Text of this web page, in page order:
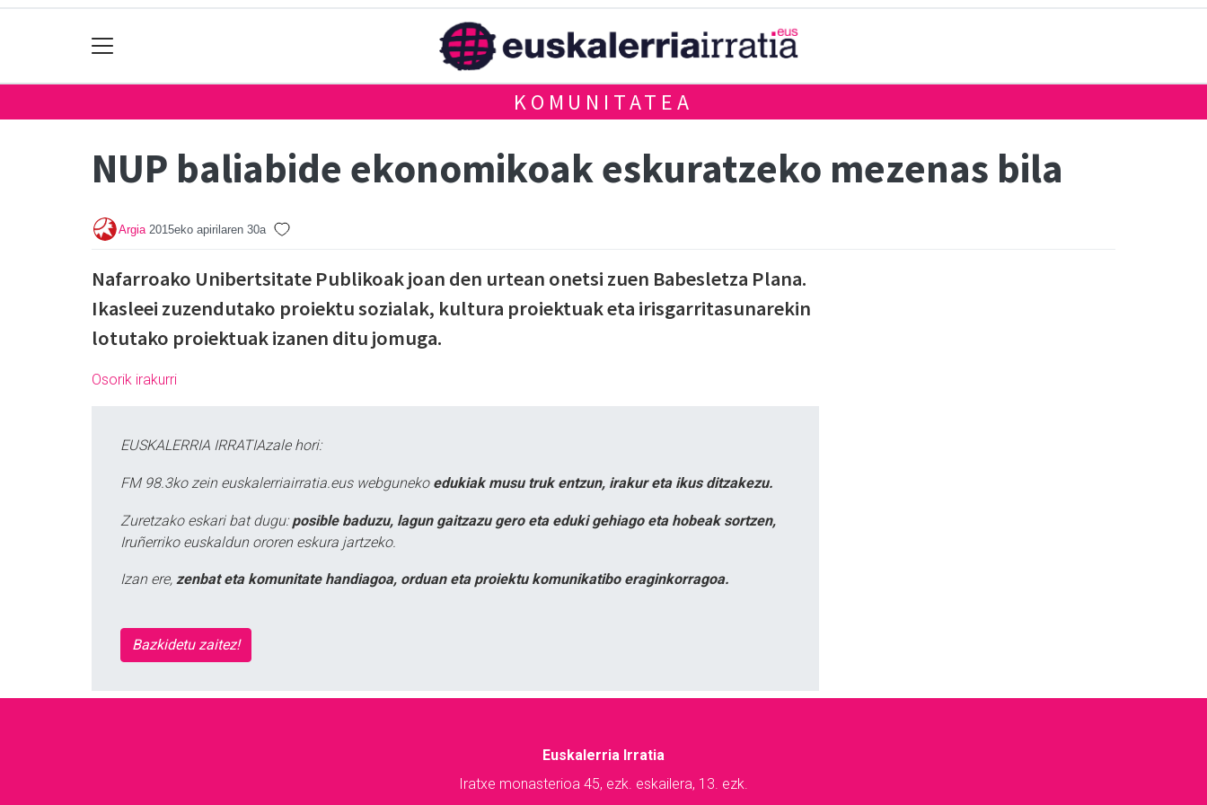
KOMUNITATEA
NUP baliabide ekonomikoak eskuratzeko mezenas bila
Argia 2015eko apirilaren 30a
Nafarroako Unibertsitate Publikoak joan den urtean onetsi zuen Babesletza Plana.
Ikasleei zuzendutako proiektu sozialak, kultura proiektuak eta irisgarritasunarekin
lotutako proiektuak izanen ditu jomuga.
Osorik irakurri
EUSKALERRIA IRRATIAzale hori:
FM 98.3ko zein euskalerriairratia.eus webguneko edukiak musu truk entzun, irakur eta ikus ditzakezu.
Zuretzako eskari bat dugu: posible baduzu, lagun gaitzazu gero eta eduki gehiago eta hobeak sortzen,
Iruñerriko euskaldun ororen eskura jartzeko.
Izan ere, zenbat eta komunitate handiagoa, orduan eta proiektu komunikatibo eraginkorragoa.
Bazkidetu zaitez!
Euskalerria Irratia
Iratxe monasterioa 45, ezk. eskailera, 13. ezk.